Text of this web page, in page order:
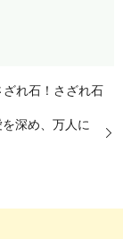
れ石！さざれ石
深め、万人に